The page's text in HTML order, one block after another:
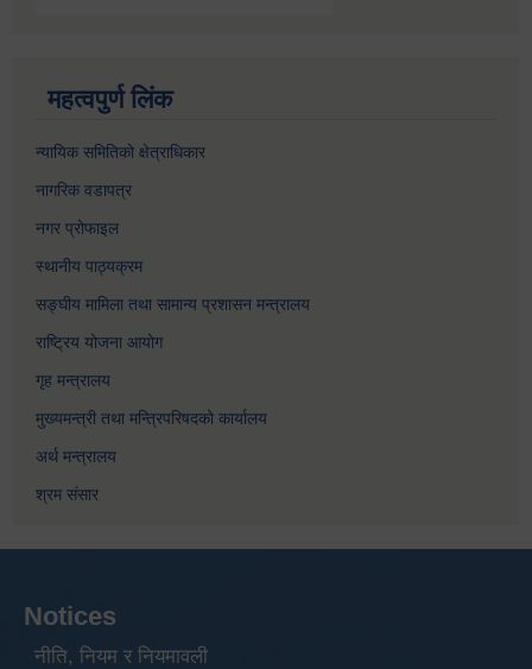
महत्वपुर्ण लिंक
न्यायिक समितिको क्षेत्राधिकार
नागरिक वडापत्र
नगर प्रोफाइल
स्थानीय पाठ्यक्रम
सङ्घीय मामिला तथा सामान्य प्रशासन मन्त्रालय
राष्ट्रिय योजना आयोग
गृह मन्त्रालय
मुख्यमन्त्री तथा मन्त्रिपरिषदको कार्यालय
अर्थ मन्त्रालय
श्रम संसार
Notices
नीति, नियम र नियमावली